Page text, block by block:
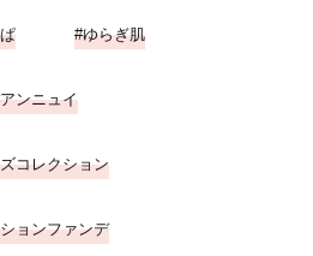
ゆらぎ肌
アンニュイ
コレクション
ョンファンデ